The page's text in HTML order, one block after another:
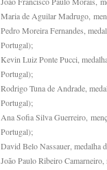
Maria de Aguilar Madrugo,
Pedro Moreira Fernandes,
Portugal);
Kevin Luiz Ponte Pucci,
Portugal);
Rodrigo Tuna de Andrade,
Portugal);
Ana Sofia Silva Guerreiro,
Portugal);
David Belo Nassauer, medalha
João Paulo Ribeiro